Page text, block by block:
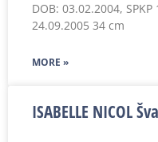
DOB: 03.02.2004,
24.09.2005 34 cm
MORE »
ISABELLE NICOL